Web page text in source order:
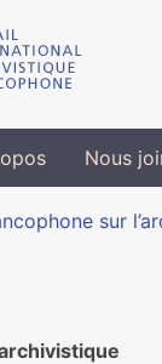
Nous
sur